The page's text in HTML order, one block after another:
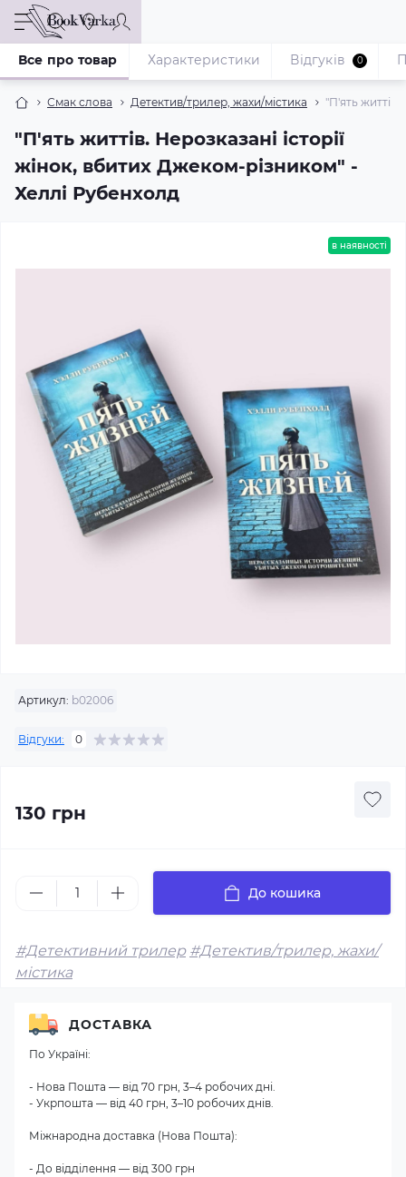
Смак слова Детектив/трилер, жахи/містика "П'ять життів.
"П'ять життів. Нерозказані історії
жінок, вбитих Джеком-різником" -
Хеллі Рубенхолд
Все про товар Характеристики Відгуків 0
в наявності
Артикул: b02006
Відгуки: 0
130 грн
До кошика
#Детективний трилер #Детектив/трилер, жахи/
містика
ДОСТАВКА
По Україні:
- Нова Пошта — від 70 грн, 3–4 робочих дні.
- Укрпошта — від 40 грн, 3–10 робочих днів.
Міжнародна доставка (Нова Пошта):
- До відділення — від 300 грн